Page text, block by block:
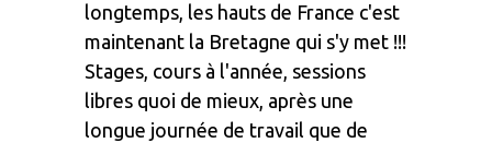
longtemps, les hauts de France c'est
maintenant la Bretagne qui s'y met !!!
Stages, cours à l'année, sessions
libres quoi de mieux, après une
longue journée de travail que de